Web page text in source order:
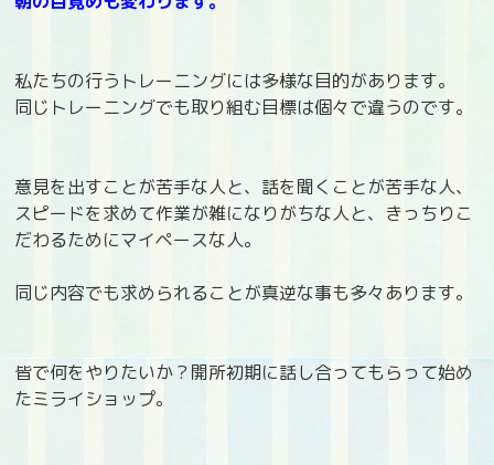
私たちの行うトレーニングには多様な目的があります。
同じトレーニングでも取り組む目標は個々で違うのです。
意見を出すことが苦手な人と、話を聞くことが苦手な人、
スピードを求めて作業が雑になりがちな人と、きっちりこ
だわるためにマイペースな人。
同じ内容でも求められることが真逆な事も多々あります。
皆で何をやりたいか？開所初期に話し合ってもらって始め
たミライショップ。